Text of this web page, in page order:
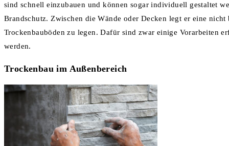
sind schnell einzubauen und können sogar individuell gestaltet
Brandschutz. Zwischen die Wände oder Decken legt er eine
Trockenbauböden zu legen. Dafür sind zwar einige Vorarbeiten
werden.
Trockenbau im Außenbereich